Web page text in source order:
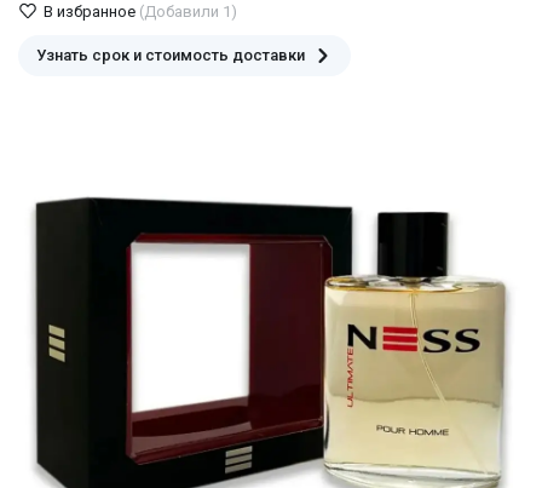
В избранное (Добавили 1)
Узнать срок и стоимость доставки